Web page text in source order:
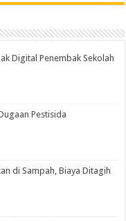
Digital Penembak Sekolah
Pestisida
di Sampah, Biaya Ditagih